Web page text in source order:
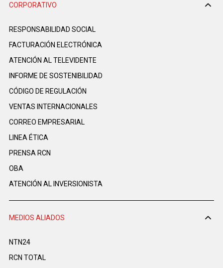
CORPORATIVO
RESPONSABILIDAD SOCIAL
FACTURACIÓN ELECTRÓNICA
ATENCIÓN AL TELEVIDENTE
INFORME DE SOSTENIBILIDAD
CÓDIGO DE REGULACIÓN
VENTAS INTERNACIONALES
CORREO EMPRESARIAL
LINEA ÉTICA
PRENSA RCN
OBA
ATENCIÓN AL INVERSIONISTA
MEDIOS ALIADOS
NTN24
RCN TOTAL